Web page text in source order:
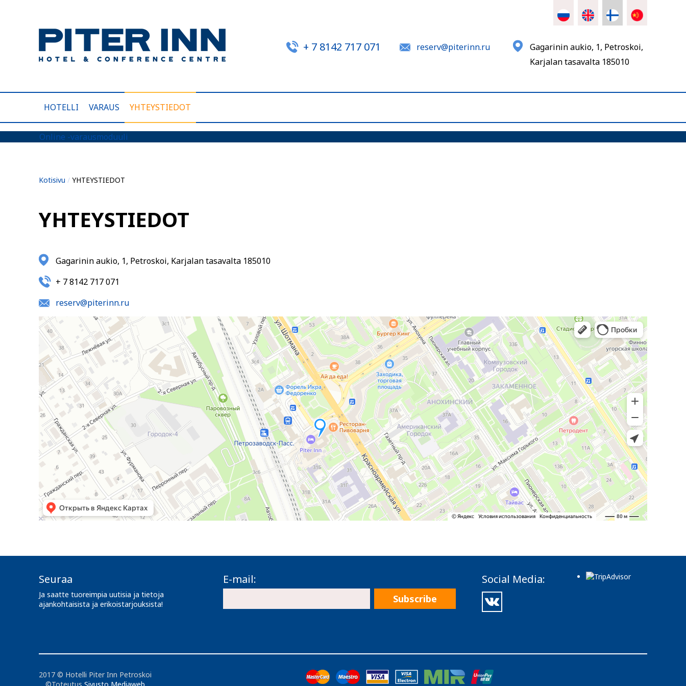
+ 7 8142 717 071 reserv@piterinn.ru
Gagarinin aukio, 1, Petroskoi,
Karjalan tasavalta 185010
HOTELLI VARAUS YHTEYSTIEDOT
Online -varausmoduuli
Kotisivu / YHTEYSTIEDOT
YHTEYSTIEDOT
Gagarinin aukio, 1, Petroskoi, Karjalan tasavalta 185010
+ 7 8142 717 071
reserv@piterinn.ru
Seuraa
Ja saatte tuoreimpia uutisia ja tietoja
ajankohtaisista ja erikoistarjouksista!
E-mail: Social Media:
2017 © Hotelli Piter Inn Petroskoi